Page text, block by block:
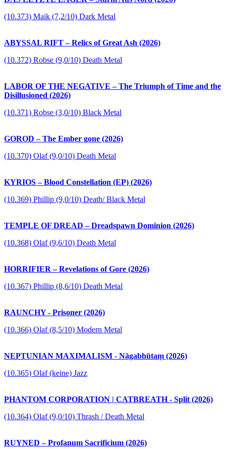
(10.373) Maik (7,2/10) Dark Metal
ABYSSAL RIFT – Relics of Great Ash (2026)
(10.372) Robse (9,0/10) Death Metal
LABOR OF THE NEGATIVE – The Triumph of Time and the
Disillusioned (2026)
(10.371) Robse (3,0/10) Black Metal
GOROD – The Ember gone (2026)
(10.370) Olaf (9,0/10) Death Metal
KYRIOS – Blood Constellation (EP) (2026)
(10.369) Phillip (9,0/10) Death/ Black Metal
TEMPLE OF DREAD – Dreadspawn Dominion (2026)
(10.368) Olaf (9,6/10) Death Metal
HORRIFIER – Revelations of Gore (2026)
(10.367) Phillip (8,6/10) Death Metal
RAUNCHY - Prisoner (2026)
(10.366) Olaf (8,5/10) Modern Metal
NEPTUNIAN MAXIMALISM - Nāgabhūtaṃ (2026)
(10.365) Olaf (keine) Jazz
PHANTOM CORPORATION | CATBREATH - Split (2026)
(10.364) Olaf (9,0/10) Thrash / Death Metal
RUYNED – Profanum Sacrificium (2026)